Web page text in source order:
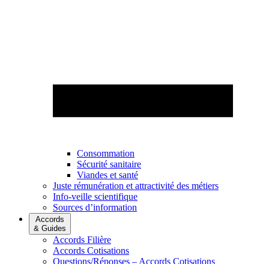
Consommation
Sécurité sanitaire
Viandes et santé
Juste rémunération et attractivité des métiers
Info-veille scientifique
Sources d’information
Accords
& Guides
Accords Filière
Accords Cotisations
Questions/Réponses – Accords Cotisations